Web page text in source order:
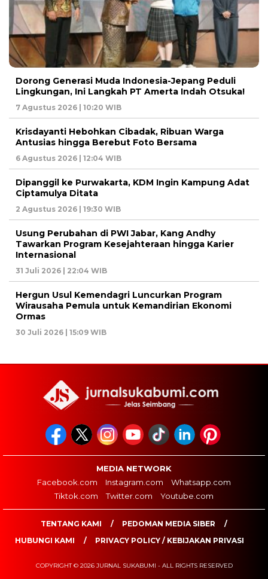
Dorong Generasi Muda Indonesia-Jepang Peduli
Lingkungan, Ini Langkah PT Amerta Indah Otsuka!
7 Agustus 2026 | 10:20 WIB
Krisdayanti Hebohkan Cibadak, Ribuan Warga
Antusias hingga Berebut Foto Bersama
6 Agustus 2026 | 12:04 WIB
Dipanggil ke Purwakarta, KDM Ingin Kampung Adat
Ciptamulya Ditata
2 Agustus 2026 | 19:30 WIB
Usung Perubahan di PWI Jabar, Kang Andhy
Tawarkan Program Kesejahteraan hingga Karier
Internasional
31 Juli 2026 | 22:04 WIB
Hergun Usul Kemendagri Luncurkan Program
Wirausaha Pemula untuk Kemandirian Ekonomi
Ormas
30 Juli 2026 | 15:09 WIB
MEDIA NETWORK
Facebook.com
Instagram.com
Whatsapp.com
Tiktok.com
Twitter.com Youtube.com
TENTANG KAMI
PEDOMAN MEDIA SIBER
HUBUNGI KAMI
PRIVACY POLICY / KEBIJAKAN PRIVASI
COPYRIGHT © 2026 JURNAL SUKABUMI - ALL RIGHTS RESERVED